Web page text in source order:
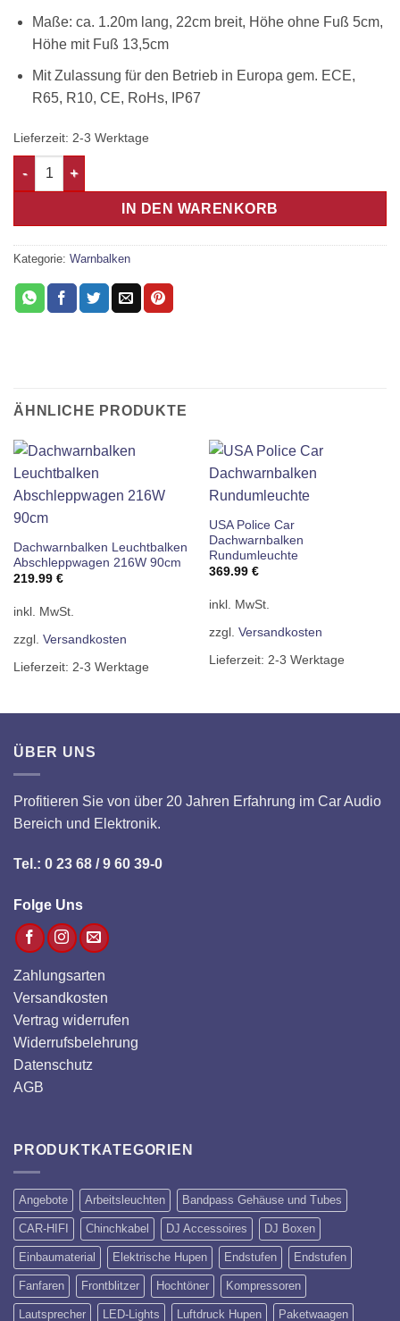
Maße: ca. 1.20m lang, 22cm breit, Höhe ohne Fuß 5cm,
Höhe mit Fuß 13,5cm
Mit Zulassung für den Betrieb in Europa gem. ECE,
R65, R10, CE, RoHs, IP67
Lieferzeit: 2-3 Werktage
Dachwarnbalken 1.20m 320W COB SG1 Menge
IN DEN WARENKORB
Kategorie: Warnbalken
ÄHNLICHE PRODUKTE
Dachwarnbalken Leuchtbalken
Abschleppwagen 216W 90cm
219.99 €
inkl. MwSt.
zzgl. Versandkosten
Lieferzeit: 2-3 Werktage
USA Police Car
Dachwarnbalken
Rundumleuchte
369.99 €
inkl. MwSt.
zzgl. Versandkosten
Lieferzeit: 2-3 Werktage
ÜBER UNS
Profitieren Sie von über 20 Jahren Erfahrung im Car Audio
Bereich und Elektronik.
Tel.: 0 23 68 / 9 60 39-0
Folge Uns
Zahlungsarten
Versandkosten
Vertrag widerrufen
Widerrufsbelehrung
Datenschutz
AGB
PRODUKTKATEGORIEN
Angebote Arbeitsleuchten Bandpass Gehäuse und Tubes
CAR-HIFI Chinchkabel DJ Accessoires DJ Boxen
Einbaumaterial Elektrische Hupen Endstufen Endstufen
Fanfaren Frontblitzer Hochtöner Kompressoren
Lautsprecher LED-Lights Luftdruck Hupen Paketwaagen